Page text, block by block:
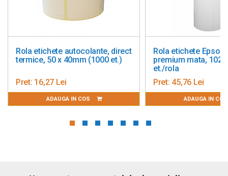
Rola etichete autocolante, direct
termice, 50 x 40mm (1000 et.)
Pret: 16,27 Lei
ADAUGA IN COS
Rola etichete
premium mata,
et./rola
Pret: 45,76 Lei
ADAUGA IN